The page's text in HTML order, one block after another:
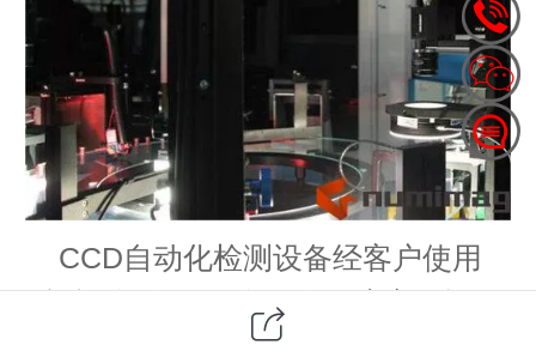
CCD自动化检测设备经客户使用
后反馈设备具有自动化程度高、运行
稳定、安全可靠、维护简单等优点，